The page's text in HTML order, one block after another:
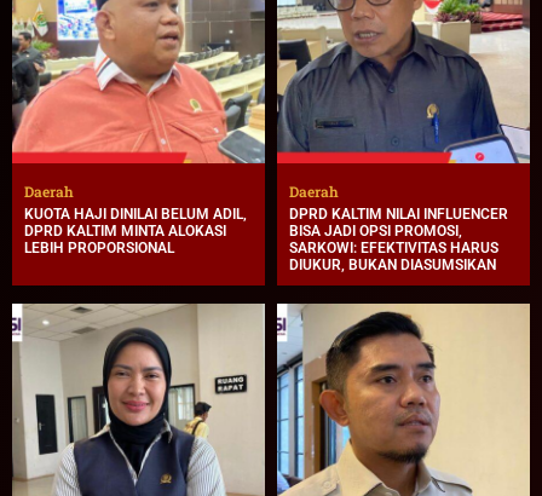
Daerah
KUOTA HAJI DINILAI BELUM ADIL,
DPRD KALTIM MINTA ALOKASI
LEBIH PROPORSIONAL
Daerah
DPRD KALTIM NILAI INFLUENCER
BISA JADI OPSI PROMOSI,
SARKOWI: EFEKTIVITAS HARUS
DIUKUR, BUKAN DIASUMSIKAN